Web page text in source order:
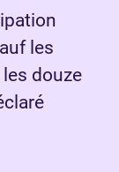
les
douze